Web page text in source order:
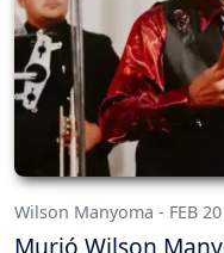
Wilson Manyoma - FEB
Murió Wilson